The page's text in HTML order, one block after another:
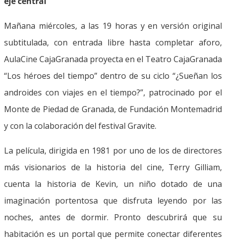
Mañana miércoles, a las 19 horas y en versión original
subtitulada, con entrada libre hasta completar aforo,
AulaCine CajaGranada proyecta en el Teatro CajaGranada
“Los héroes del tiempo” dentro de su ciclo “¿Sueñan los
androides con viajes en el tiempo?”, patrocinado por el
Monte de Piedad de Granada, de Fundación Montemadrid
y con la colaboración del festival Gravite.
La película, dirigida en 1981 por uno de los de directores
más visionarios de la historia del cine, Terry Gilliam,
cuenta la historia de Kevin, un niño dotado de una
imaginación portentosa que disfruta leyendo por las
noches, antes de dormir. Pronto descubrirá que su
habitación es un portal que permite conectar diferentes